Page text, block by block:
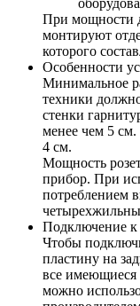
При мощности
монтируют
которого
Особенности
Минимальное
техники
стенки
менее чем 5 см.
4 см.
Мощность
прибор. При
потреблением
Подключение
Чтобы
пластину на
все имеющиеся
можно